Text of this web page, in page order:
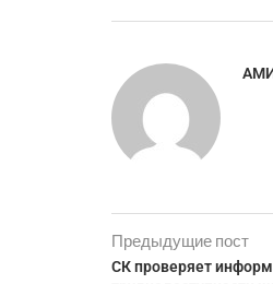
Предыдущие пост
СК проверяет